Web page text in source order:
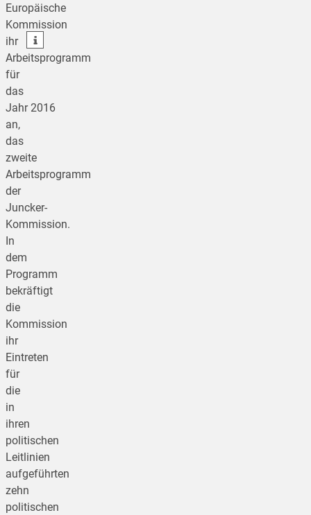
Europäische
Kommission
ihr
Arbeitsprogramm
für
das
Jahr 2016
an,
das
zweite
Arbeitsprogramm
der
Juncker-
Kommission.
In
dem
Programm
bekräftigt
die
Kommission
ihr
Eintreten
für
die
in
ihren
politischen
Leitlinien
aufgeführten
zehn
politischen
teilen
teilen